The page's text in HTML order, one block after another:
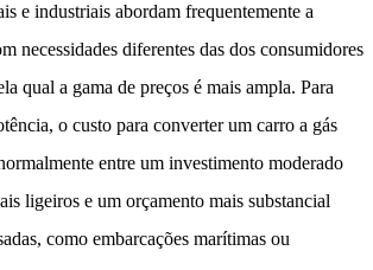
e industriais abordam frequentemente a
necessidades diferentes das dos consumidores
qual a gama de preços é mais ampla. Para
o custo para converter um carro a gás
entre um investimento moderado
ligeiros e um orçamento mais substancial
como embarcações marítimas ou